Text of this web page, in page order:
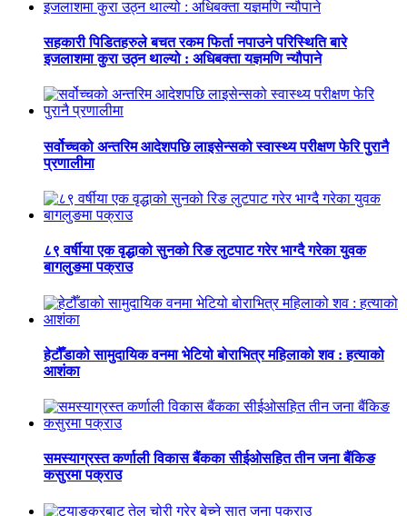
सहकारी पिडितहरुले बचत रकम फिर्ता नपाउने परिस्थिति बारे
इजलाशमा कुरा उठ्न थाल्यो : अधिबक्ता यज्ञमणि न्यौपाने
सर्वोच्चको अन्तरिम आदेशपछि लाइसेन्सको स्वास्थ्य परीक्षण फेरि पुरानै
प्रणालीमा
८९ वर्षीया एक वृद्धाको सुनको रिङ लुटपाट गरेर भाग्दै गरेका युवक
बागलुङमा पक्राउ
हेटौँडाको सामुदायिक वनमा भेटियो बोराभित्र महिलाको शव : हत्याको
आशंका
समस्याग्रस्त कर्णाली विकास बैंकका सीईओसहित तीन जना बैंकिङ
कसुरमा पक्राउ